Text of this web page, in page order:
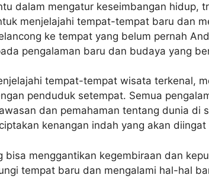
dalam mengatur keseimbangan hidup,
menjelajahi tempat-tempat baru dan
ke tempat yang belum pernah
pengalaman baru dan budaya yang
tempat-tempat wisata terkenal,
penduduk setempat. Semua
dan pemahaman tentang dunia di
kenangan indah yang akan
bisa menggantikan kegembiraan dan
tempat baru dan mengalami hal-hal